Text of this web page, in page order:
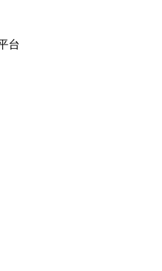
台